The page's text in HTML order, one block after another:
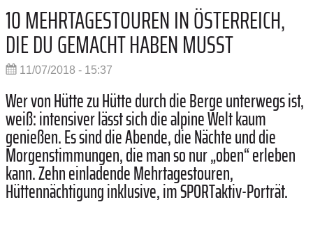
10 MEHRTAGESTOUREN IN ÖSTERREICH,
DIE DU GEMACHT HABEN MUSST
11/07/2018 - 15:37
Wer von Hütte zu Hütte durch die Berge unterwegs ist,
weiß: intensiver lässt sich die alpine Welt kaum
genießen. Es sind die Abende, die Nächte und die
Morgenstimmungen, die man so nur „oben“ erleben
kann. Zehn einladende Mehrtagestouren,
Hüttennächtigung inklusive, im SPORTaktiv-Porträt.